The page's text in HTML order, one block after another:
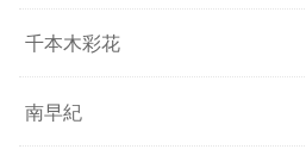
千本木彩花
南早紀